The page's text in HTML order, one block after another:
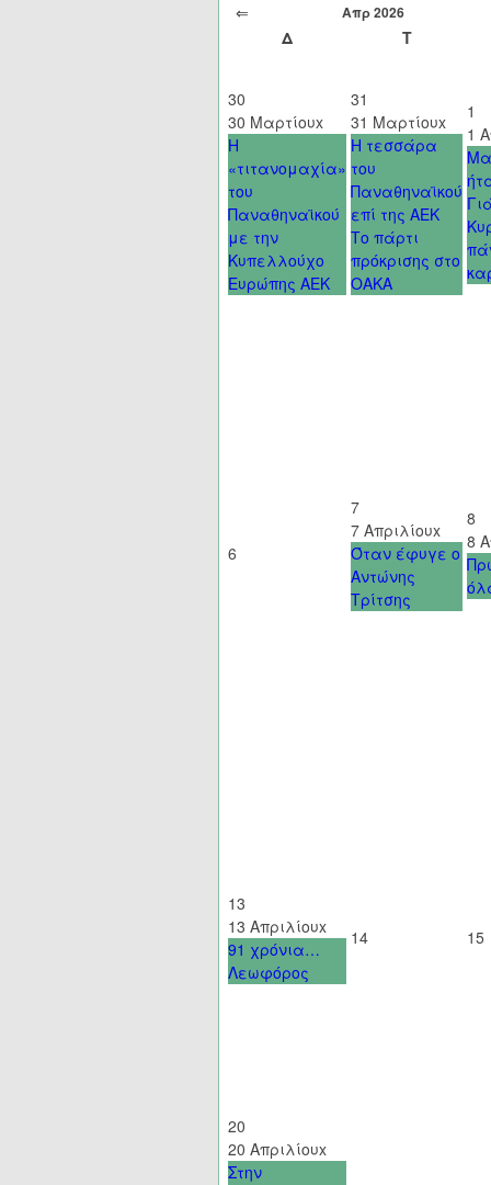
⇐
Απρ 2026
Δ Τ
30
30 Μαρτίουx
Η
«τιτανομαχία»
του
Παναθηναϊκού
με την
Κυπελλούχο
Ευρώπης ΑΕΚ
31
31 Μαρτίουx
Η τεσσάρα
του
Παναθηναϊκού
επί της ΑΕΚ
Το πάρτι
πρόκρισης στο
ΟΑΚΑ
1
1
6
7
7 Απριλίουx
Όταν έφυγε ο
Αντώνης
Τρίτσης
8
8
13
13 Απριλίουx
91 χρόνια…
Λεωφόρος
14 15
20
20 Απριλίουx
Στην